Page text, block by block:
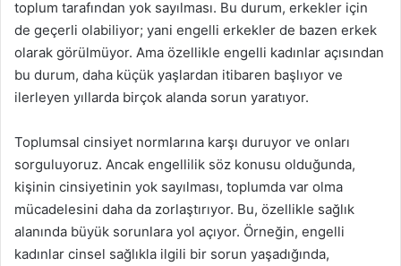
toplum tarafından yok sayılması. Bu durum, erkekler için
de geçerli olabiliyor; yani engelli erkekler de bazen erkek
olarak görülmüyor. Ama özellikle engelli kadınlar açısından
bu durum, daha küçük yaşlardan itibaren başlıyor ve
ilerleyen yıllarda birçok alanda sorun yaratıyor.
Toplumsal cinsiyet normlarına karşı duruyor ve onları
sorguluyoruz. Ancak engellilik söz konusu olduğunda,
kişinin cinsiyetinin yok sayılması, toplumda var olma
mücadelesini daha da zorlaştırıyor. Bu, özellikle sağlık
alanında büyük sorunlara yol açıyor. Örneğin, engelli
kadınlar cinsel sağlıkla ilgili bir sorun yaşadığında,